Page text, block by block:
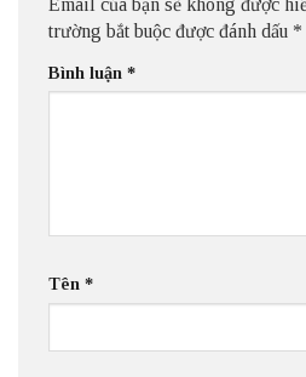
trường bắt buộc được đánh dấu *
Bình luận *
Tên *